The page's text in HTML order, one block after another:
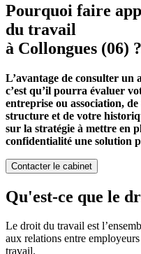
Pourquoi faire
du travail
à Collongues (06) ?
L’avantage de consulter
c’est qu’il pourra évaluer
entreprise ou association,
structure et de votre
sur la stratégie à mettre en
confidentialité une solution
Contacter le cabinet
Qu'est-ce que le
Le droit du travail est
aux relations entre
travail.